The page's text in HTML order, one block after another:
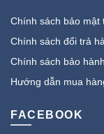
Chính sách bảo mật
Chính sách đổi trả
Chính sách bảo hành
Hướng dẫn mua
FACEBOOK